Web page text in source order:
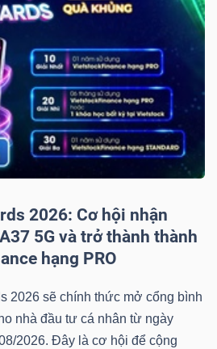
2026: Cơ hội nhận
5G và trở thành thành
hạng PRO
2026 sẽ chính thức mở cổng bình
nhà đầu tư cá nhân từ ngày
2026. Đây là cơ hội để cộng